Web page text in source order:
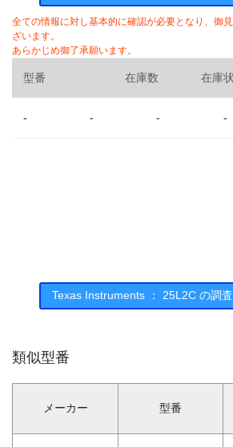
全ての情報に対し基本的に確認が必要となり、御
ざいます。
あらかじめ御了承願います。
型番 在庫数 在庫
- - - -
Texas Instruments ： 25L2C の調
類似型番
メーカー 型番